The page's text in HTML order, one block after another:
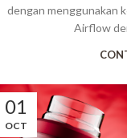
dengan menggunakan
Airflow
01
OCT